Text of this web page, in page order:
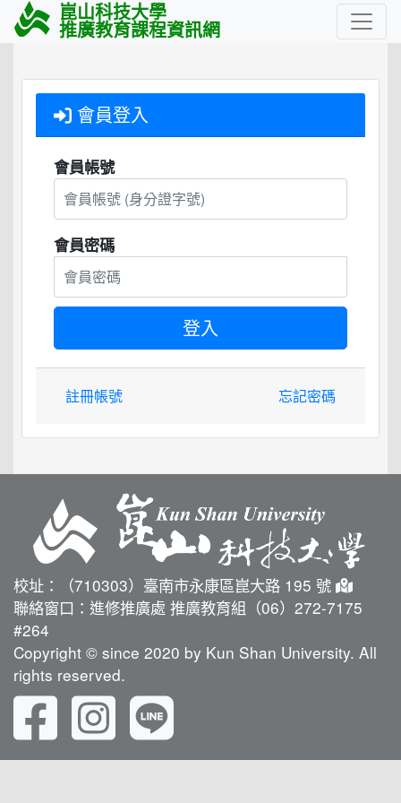
崑山科技大學
推廣教育課程資訊網
會員登入
會員帳號
會員密碼
註冊帳號 忘記密碼
校址：（710303）臺南市永康區崑大路 195 號
聯絡窗口：進修推廣處 推廣教育組（06）272-7175
#264
Copyright © since 2020 by Kun Shan University. All
rights reserved.